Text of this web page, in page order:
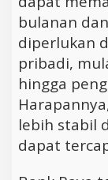
bulanan
diperlukan
pribadi,
hingga
lebih stabil
dapat